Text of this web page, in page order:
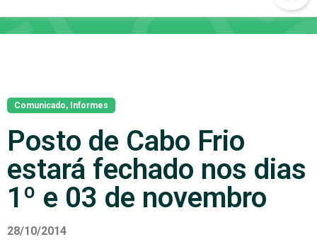
Comunicado, Informes
Posto de Cabo Frio
estará fechado nos dias
1º e 03 de novembro
28/10/2014